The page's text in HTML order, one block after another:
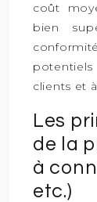
coût
bien
clients et
Les
de la
à
etc.)